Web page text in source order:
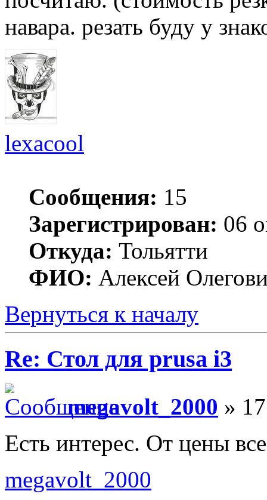
навара. резать буду у
lexacool
Сообщения: 15
Зарегистрирован: 06
Откуда: Тольятти
ФИО: Алексей
Вернуться к началу
Re: Стол для prusa i3
megavolt_2000 »
Есть интерес. От цены
megavolt_2000